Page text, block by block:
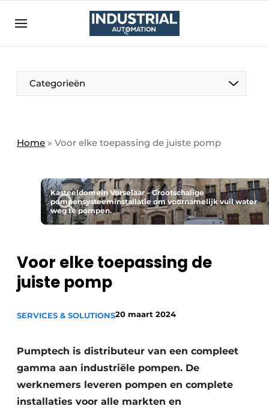
Aanmelden
Bedrijven
Bedrijven
Direct contact
Evenement aanmelden
Home
Meest gelezen
Podcasts
Privacy / Cookie statement
Categorieën
Home » Voor elke toepassing de juiste pomp
Kasteeldomein Vorselaar – Grootschalige
pompensysteeminstallatie om voornamelijk vuil water
weg te pompen.
Voor elke toepassing de
juiste pomp
SERVICES & SOLUTIONS20 maart 2024
Pumptech is distributeur van een compleet
gamma aan industriële pompen. De
werknemers leveren pompen en complete
installaties voor alle markten en